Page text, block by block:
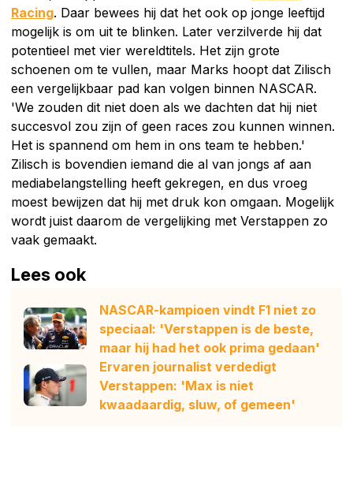
Racing. Daar bewees hij dat het ook op jonge leeftijd
mogelijk is om uit te blinken. Later verzilverde hij dat
potentieel met vier wereldtitels. Het zijn grote
schoenen om te vullen, maar Marks hoopt dat Zilisch
een vergelijkbaar pad kan volgen binnen NASCAR.
'We zouden dit niet doen als we dachten dat hij niet
succesvol zou zijn of geen races zou kunnen winnen.
Het is spannend om hem in ons team te hebben.'
Zilisch is bovendien iemand die al van jongs af aan
mediabelangstelling heeft gekregen, en dus vroeg
moest bewijzen dat hij met druk kon omgaan. Mogelijk
wordt juist daarom de vergelijking met Verstappen zo
vaak gemaakt.
Lees ook
NASCAR-kampioen vindt F1 niet zo
speciaal: 'Verstappen is de beste,
maar hij had het ook prima gedaan'
Ervaren journalist verdedigt
Verstappen: 'Max is niet
kwaadaardig, sluw, of gemeen'